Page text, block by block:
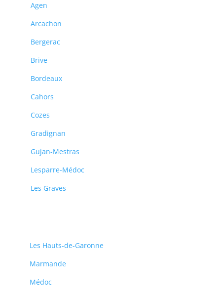
Agen
Arcachon
Bergerac
Brive
Bordeaux
Cahors
Cozes
Gradignan
Gujan-Mestras
Lesparre-Médoc
Les Graves
Les Hauts-de-Garonne
Marmande
Médoc